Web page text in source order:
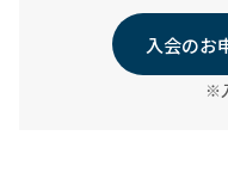
入会のお
※